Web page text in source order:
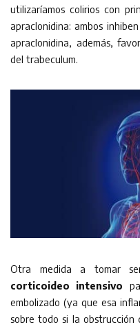
utilizaríamos colirios con
apraclonidina: ambos
apraclonidina, además,
del trabeculum.
Otra medida a tomar
corticoideo intensivo
embolizado (ya que esa
sobre todo si la obstrucción